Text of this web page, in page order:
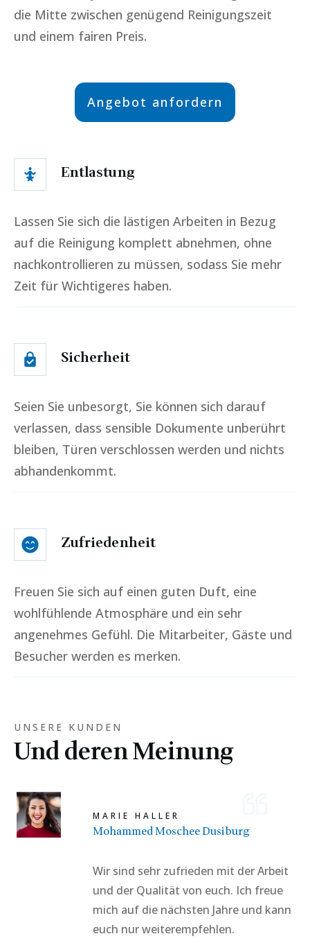
die Mitte zwischen genügend Reinigungszeit
und einem fairen Preis.
Angebot anfordern
Entlastung
Lassen Sie sich die lästigen Arbeiten in Bezug
auf die Reinigung komplett abnehmen, ohne
nachkontrollieren zu müssen, sodass Sie mehr
Zeit für Wichtigeres haben.
Sicherheit
Seien Sie unbesorgt, Sie können sich darauf
verlassen, dass sensible Dokumente unberührt
bleiben, Türen verschlossen werden und nichts
abhandenkommt.
Zufriedenheit
Freuen Sie sich auf einen guten Duft, eine
wohlfühlende Atmosphäre und ein sehr
angenehmes Gefühl. Die Mitarbeiter, Gäste und
Besucher werden es merken.
UNSERE KUNDEN
Und deren Meinung
MARIE HALLER
Mohammed Moschee Dusiburg
Wir sind sehr zufrieden mit der Arbeit
und der Qualität von euch. Ich freue
mich auf die nächsten Jahre und kann
euch nur weiterempfehlen.